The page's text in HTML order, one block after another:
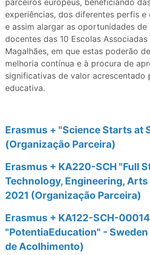
parceiros europeus, beneficiando
experiências, dos diferentes perfis e
e assim alargar as oportunidades
docentes das 10 Escolas
Magalhães, em que estas poderão
melhoria contínua e à procura de
significativas de valor acrescentado
educativa.
Erasmus + "Science Starts at
(Organização Parceira)
Erasmus + KA220-SCH "Full
Technology, Engineering,
2021 (Organização Parceira)
Erasmus + KA122-SCH-
"PotentiaEducation" -
de Acolhimento)